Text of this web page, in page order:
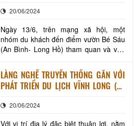
như nhãn,
20/06/2024
Ngày 13/6, trên mạng xã hội, một
nhóm du khách đến điểm vườn Bé Sáu
(An Bình- Long Hồ) tham quan và vào
với giá 50.000 đ/người. Sau đó, nhóm
du khách này quay ra, đòi lại phân nửa
tiền với lý do vườn có quá ít trái chín.
yêu cầu n
LÀNG NGHỀ TRUYỀN THỐNG GẮN VỚI
PHÁT TRIỂN DU LỊCH VĨNH LONG (KỲ
20/06/2024
Với vị trí địa lý đặc biệt thuận lơi, nằm